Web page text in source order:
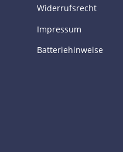
Widerrufsrecht
Impressum
Batteriehinweise